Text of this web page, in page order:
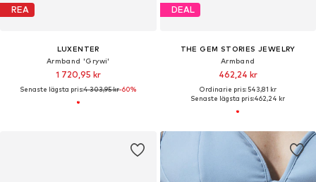
REA
LUXENTER
Armband 'Grywi'
1 720,95 kr
Senaste lägsta pris:4 303,95 kr-60%
DEAL
THE GEM STORIES JEWELRY
Armband
462,24 kr
Ordinarie pris: 543,81 kr
Senaste lägsta pris:462,24 kr